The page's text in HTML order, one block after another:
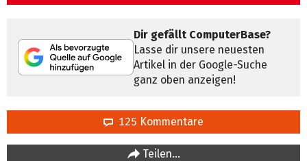
Dir gefällt ComputerBase?
Lasse dir unsere neuesten
Artikel in der Google-Suche
ganz oben anzeigen!
125 Kommentare
Teilen…